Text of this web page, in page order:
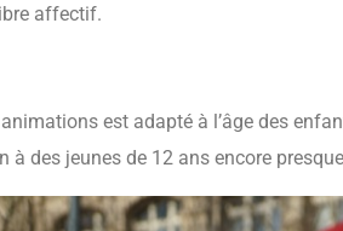
affectif.
est adapté à l’âge des
à des jeunes de 12 ans encore